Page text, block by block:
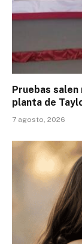
Pruebas salen
planta de
7 agosto, 2026